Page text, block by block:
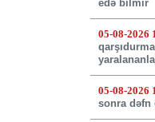
edə bilmir
05-08-2026
05-08-2026
sonra dəfn